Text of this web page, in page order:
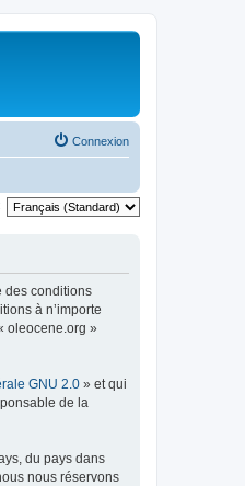
Connexion
des conditions
à n’importe
oleocene.org »
GNU 2.0 » et qui
de la
du pays dans
nous réservons